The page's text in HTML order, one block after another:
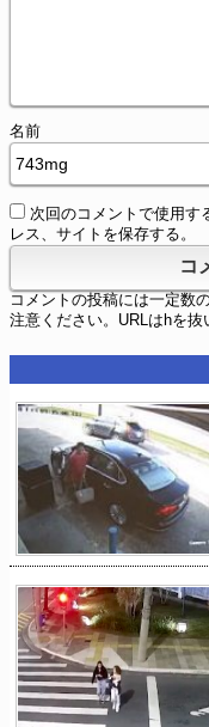
名前
次回のコメントで使用す
レス、サイトを保存する。
コメントの投稿には一定数
注意ください。URLはhを抜